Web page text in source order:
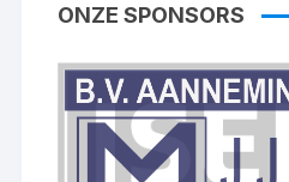
ONZE SPONSORS